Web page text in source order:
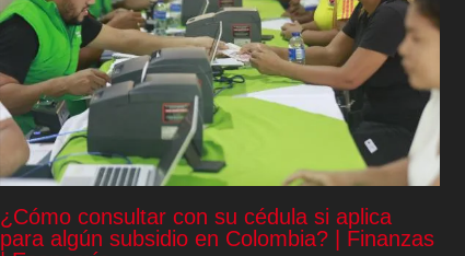
¿Cómo consultar con su cédula si aplica
para algún subsidio en Colombia? | Finanzas